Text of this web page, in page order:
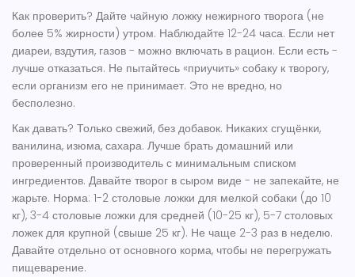
Как проверить? Дайте чайную ложку нежирного творога (не
более 5% жирности) утром. Наблюдайте 12-24 часа. Если нет
диареи, вздутия, газов - можно включать в рацион. Если есть -
лучше отказаться. Не пытайтесь «приучить» собаку к творогу,
если организм его не принимает. Это не вредно, но
бесполезно.
Как давать? Только свежий, без добавок. Никаких сгущёнки,
ванилина, изюма, сахара. Лучше брать домашний или
проверенный производитель с минимальным списком
ингредиентов. Давайте творог в сыром виде - не запекайте, не
жарьте. Норма: 1-2 столовые ложки для мелкой собаки (до 10
кг), 3-4 столовые ложки для средней (10-25 кг), 5-7 столовых
ложек для крупной (свыше 25 кг). Не чаще 2-3 раз в неделю.
Давайте отдельно от основного корма, чтобы не перегружать
пищеварение.